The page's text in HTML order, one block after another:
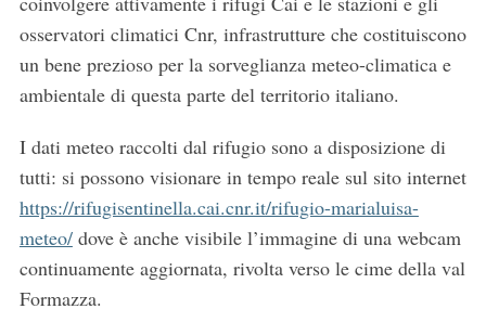
osservatori climatici Cnr, infrastrutture che costituiscono
un bene prezioso per la sorveglianza meteo-climatica e
ambientale di questa parte del territorio italiano.
I dati meteo raccolti dal rifugio sono a disposizione di
tutti: si possono visionare in tempo reale sul sito internet
https://rifugisentinella.cai.cnr.it/rifugio-marialuisa-
meteo/dove è anche visibile l’immagine di una webcam
continuamente aggiornata, rivolta verso le cime della val
Formazza.